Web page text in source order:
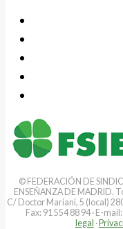
© FEDERACIÓN DE
ENSEÑANZA DE MADRID.
C/ Doctor Mariani, 5 (local)
Fax: 91 554 88 94 · E-
legal ·